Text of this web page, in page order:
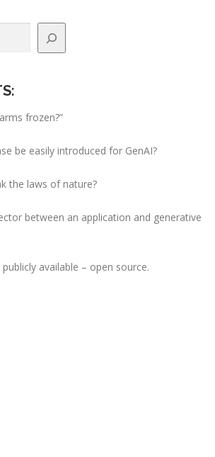
:
frozen?”
be easily introduced for GenAI?
the laws of nature?
between an application and generative
available – open source.